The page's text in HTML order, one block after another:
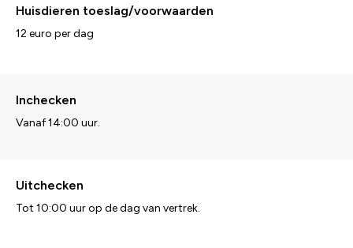
Huisdieren toeslag/voorwaarden
12 euro per dag
Inchecken
Vanaf 14:00 uur.
Uitchecken
Tot 10:00 uur op de dag van vertrek.